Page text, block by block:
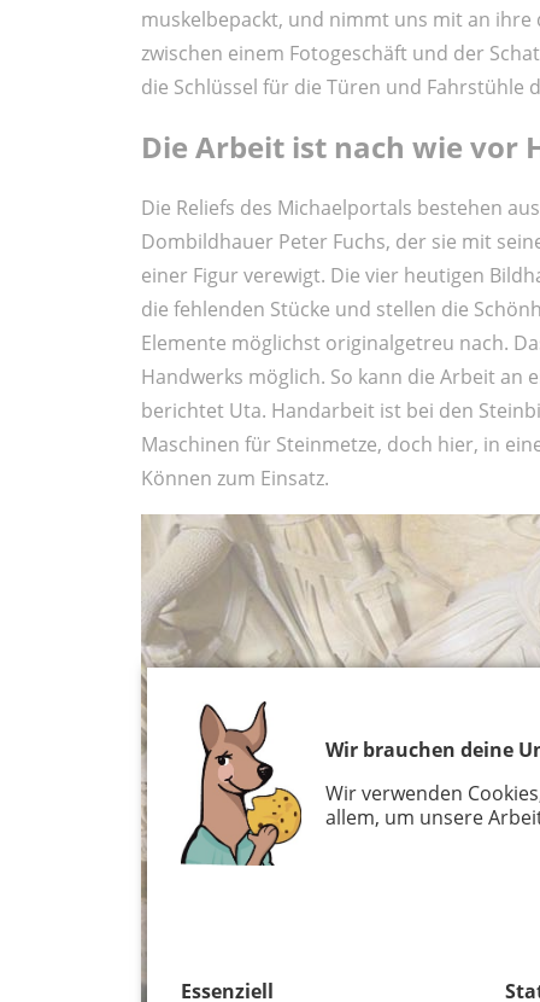
Wir brauchen deine
Wir verwenden
allem, um unsere
Essenziell
muskelbepackt, und nimmt uns mit an
zwischen einem Fotogeschäft und der
die Schlüssel für die Türen und Fahrstühle
Die Arbeit ist nach wie vor
Die Reliefs des Michaelportals bestehen
Dombildhauer Peter Fuchs, der sie mit
einer Figur verewigt. Die vier heutigen
die fehlenden Stücke und stellen die
Elemente möglichst originalgetreu nach.
Handwerks möglich. So kann die Arbeit an
berichtet Uta. Handarbeit ist bei den
Maschinen für Steinmetze, doch hier, in
Können zum Einsatz.